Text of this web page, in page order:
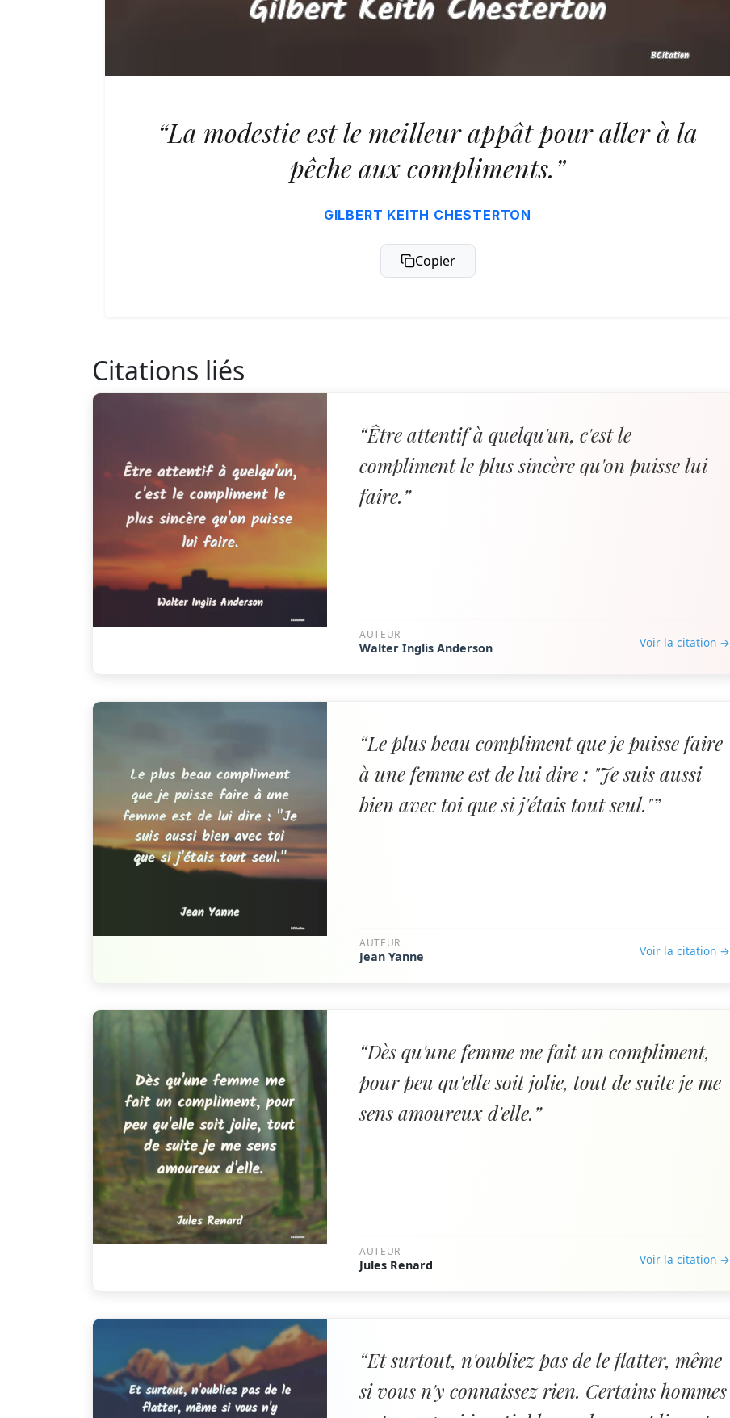
“La modestie est le meilleur appât pour aller à la
pêche aux compliments.”
GILBERT KEITH CHESTERTON
Copier
Citations liés
“Être attentif à quelqu'un, c'est le
compliment le plus sincère qu'on puisse lui
faire.”
AUTEUR
Walter Inglis Anderson Voir la citation →
“Le plus beau compliment que je puisse faire
à une femme est de lui dire : "Je suis aussi
bien avec toi que si j'étais tout seul."”
AUTEUR
Jean Yanne Voir la citation →
“Dès qu'une femme me fait un compliment,
pour peu qu'elle soit jolie, tout de suite je me
sens amoureux d'elle.”
AUTEUR
Jules Renard Voir la citation →
“Et surtout, n'oubliez pas de le flatter, même
si vous n'y connaissez rien. Certains hommes